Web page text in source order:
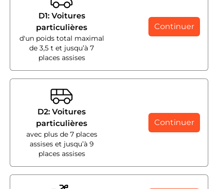
D1: Voitures
particulières
d'un poids total maximal
de 3,5 t et jusqu’à 7
places assises
Continuer
D2: Voitures
particulières
avec plus de 7 places
assises et jusqu’à 9
places assises
Continuer